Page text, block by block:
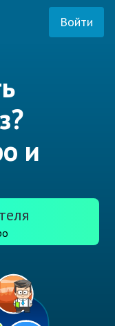
Войти
и